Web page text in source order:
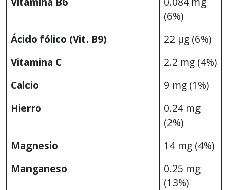
(6%)
Ácido fólico (Vit. B9)
22 μg (6%)
Vitamina C
2.2 mg (4%)
Calcio
9 mg (1%)
Hierro
0.24 mg
(2%)
Magnesio
14 mg (4%)
Manganeso
0.25 mg
(13%)